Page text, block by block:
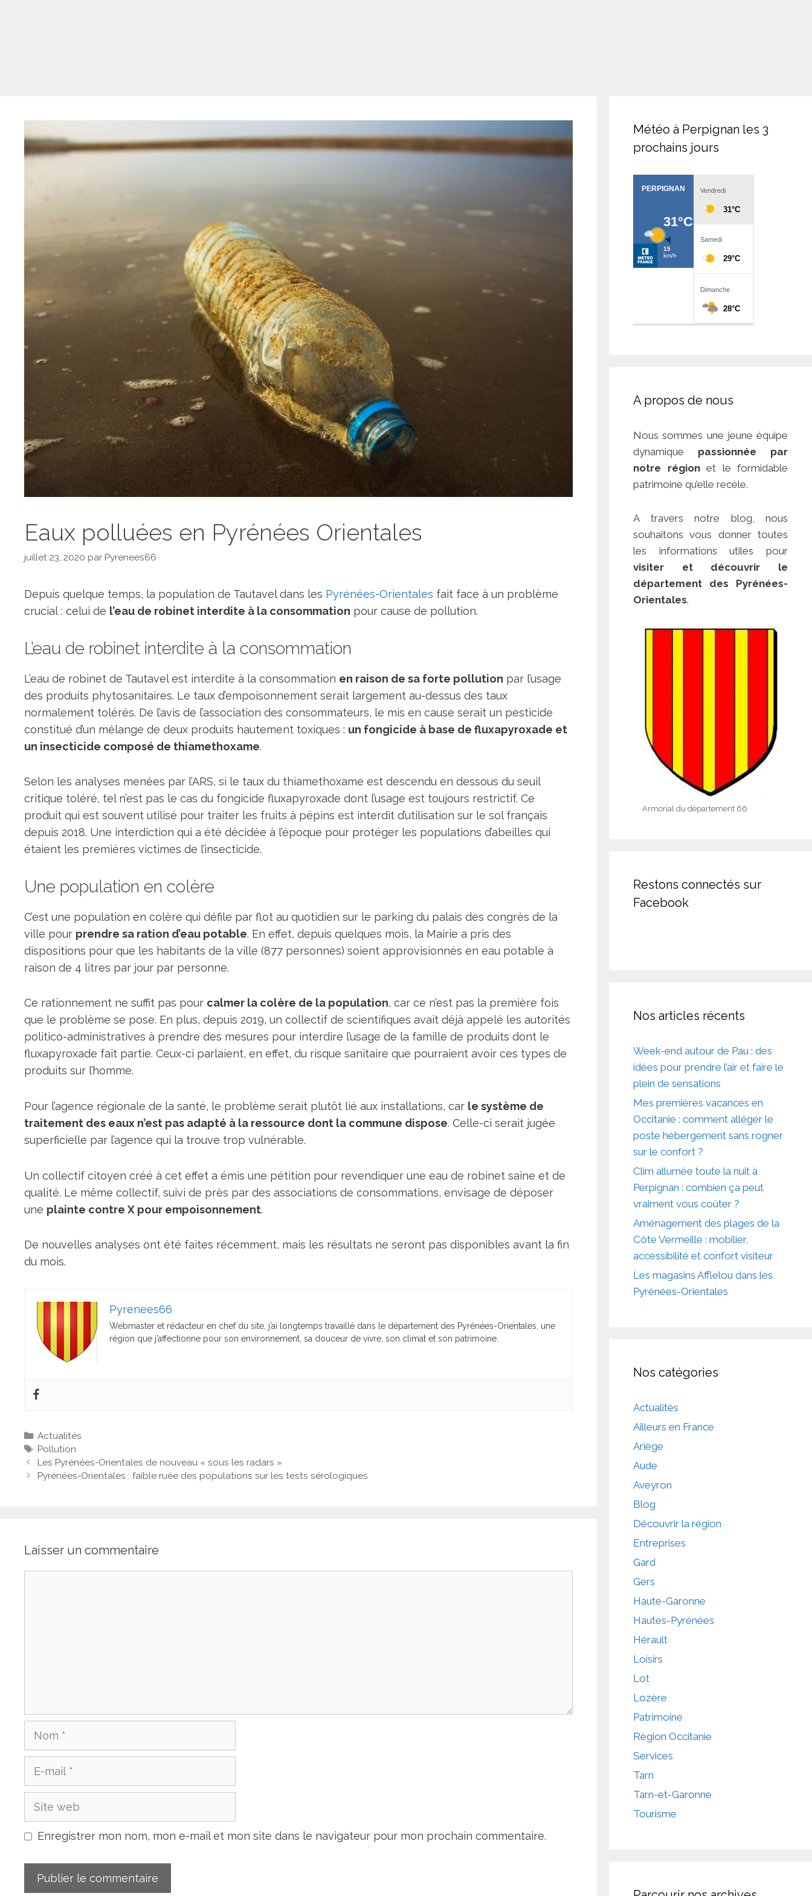
Eaux polluées en Pyrénées Orientales
juillet 23, 2020 par Pyrenees66
Depuis quelque temps, la population de Tautavel dans les Pyrénées-Orientales fait face à un problème
crucial : celui de l’eau de robinet interdite à la consommation pour cause de pollution.
L’eau de robinet interdite à la consommation
L’eau de robinet de Tautavel est interdite à la consommation en raison de sa forte pollution par l’usage
des produits phytosanitaires. Le taux d’empoisonnement serait largement au-dessus des taux
normalement tolérés. De l’avis de l’association des consommateurs, le mis en cause serait un pesticide
constitué d’un mélange de deux produits hautement toxiques : un fongicide à base de fluxapyroxade et
un insecticide composé de thiamethoxame.
Selon les analyses menées par l’ARS, si le taux du thiamethoxame est descendu en dessous du seuil
critique toléré, tel n’est pas le cas du fongicide fluxapyroxade dont l’usage est toujours restrictif. Ce
produit qui est souvent utilisé pour traiter les fruits à pépins est interdit d’utilisation sur le sol français
depuis 2018. Une interdiction qui a été décidée à l’époque pour protéger les populations d’abeilles qui
étaient les premières victimes de l’insecticide.
Une population en colère
C’est une population en colère qui défile par flot au quotidien sur le parking du palais des congrès de la
ville pour prendre sa ration d’eau potable. En effet, depuis quelques mois, la Mairie a pris des
dispositions pour que les habitants de la ville (877 personnes) soient approvisionnés en eau potable à
raison de 4 litres par jour par personne.
Ce rationnement ne suffit pas pour calmer la colère de la population, car ce n’est pas la première fois
que le problème se pose. En plus, depuis 2019, un collectif de scientifiques avait déjà appelé les autorités
politico-administratives à prendre des mesures pour interdire l’usage de la famille de produits dont le
fluxapyroxade fait partie. Ceux-ci parlaient, en effet, du risque sanitaire que pourraient avoir ces types de
produits sur l’homme.
Pour l’agence régionale de la santé, le problème serait plutôt lié aux installations, car le système de
traitement des eaux n’est pas adapté à la ressource dont la commune dispose. Celle-ci serait jugée
superficielle par l’agence qui la trouve trop vulnérable.
Un collectif citoyen créé à cet effet a émis une pétition pour revendiquer une eau de robinet saine et de
qualité. Le même collectif, suivi de près par des associations de consommations, envisage de déposer
une plainte contre X pour empoisonnement.
De nouvelles analyses ont été faites récemment, mais les résultats ne seront pas disponibles avant la fin
du mois.
Pyrenees66
Webmaster et rédacteur en chef du site, j’ai longtemps travaillé dans le département des Pyrénées-Orientales, une
région que j’affectionne pour son environnement, sa douceur de vivre, son climat et son patrimoine.
Actualités
Pollution
Les Pyrénées-Orientales de nouveau « sous les radars »
Pyrénées-Orientales : faible ruée des populations sur les tests sérologiques
Laisser un commentaire
Enregistrer mon nom, mon e-mail et mon site dans le navigateur pour mon prochain commentaire.
Météo à Perpignan les 3
prochains jours
A propos de nous
Nous sommes une jeune équipe
dynamique passionnée par
notre régionet le formidable
patrimoine qu’elle recèle.
A travers notre blog, nous
souhaitons vous donner toutes
les informations utiles pour
visiter et découvrir le
département des Pyrénées-
Orientales.
Armorial du département 66
Restons connectés sur
Facebook
Nos articles récents
Week-end autour de Pau : des
idées pour prendre l’air et faire le
plein de sensations
Mes premières vacances en
Occitanie : comment alléger le
poste hébergement sans rogner
sur le confort ?
Clim allumée toute la nuit à
Perpignan : combien ça peut
vraiment vous coûter ?
Aménagement des plages de la
Côte Vermeille : mobilier,
accessibilité et confort visiteur
Les magasins Afflelou dans les
Pyrénées-Orientales
Nos catégories
Actualités
Ailleurs en France
Ariège
Aude
Aveyron
Blog
Découvrir la région
Entreprises
Gard
Gers
Haute-Garonne
Hautes-Pyrénées
Hérault
Loisirs
Lot
Lozère
Patrimoine
Région Occitanie
Services
Tarn
Tarn-et-Garonne
Tourisme